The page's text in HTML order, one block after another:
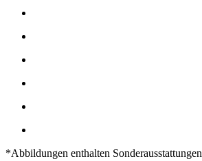
*Abbildungen enthalten Sonderausstattungen